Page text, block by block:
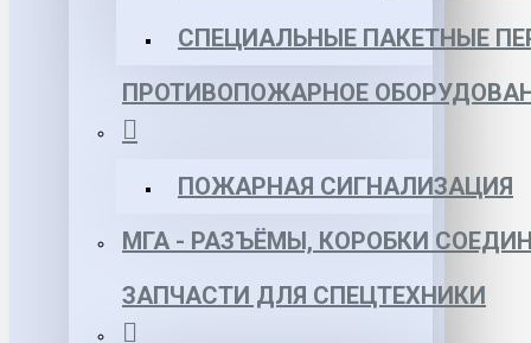
СПЕЦИАЛЬНЫЕ ПАКЕТНЫЕ
ПРОТИВОПОЖАРНОЕ
ПОЖАРНАЯ СИГНАЛИЗАЦИЯ
МГА - РАЗЪЁМЫ, КОРОБКИ
ЗАПЧАСТИ ДЛЯ СПЕЦТЕХНИКИ